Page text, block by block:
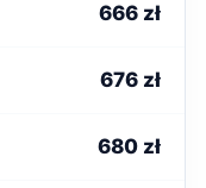
666 zł
676 zł
680 zł